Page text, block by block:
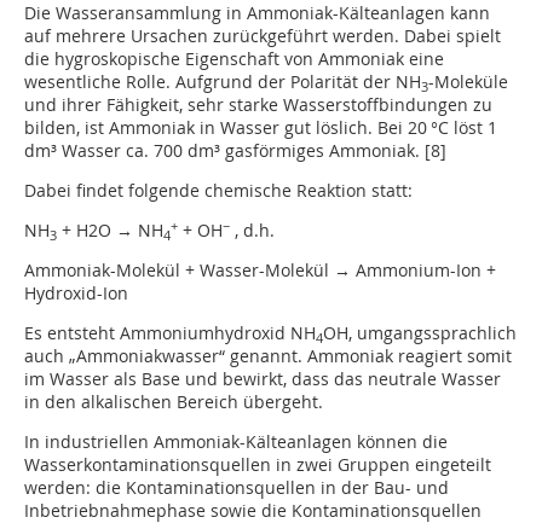
Die Wasseransammlung in Ammoniak-Kälteanlagen kann
auf mehrere Ursachen zurückgeführt werden. Dabei spielt
die hygroskopische Eigenschaft von Ammoniak eine
wesentliche Rolle. Aufgrund der Polarität der NH3-Moleküle
und ihrer Fähigkeit, sehr starke Wasserstoffbindungen zu
bilden, ist Ammoniak in Wasser gut löslich. Bei 20 °C löst 1
dm³ Wasser ca. 700 dm³ gasförmiges Ammoniak. [8]
Dabei findet folgende chemische Reaktion statt:
NH3 + H2O → NH4
+ + OH− , d.h.
Ammoniak-Molekül + Wasser-Molekül → Ammonium-Ion +
Hydroxid-Ion
Es entsteht Ammoniumhydroxid NH4OH, umgangssprachlich
auch „Ammoniakwasser“ genannt. Ammoniak reagiert somit
im Wasser als Base und bewirkt, dass das neutrale Wasser
in den alkalischen Bereich übergeht.
In industriellen Ammoniak-Kälteanlagen können die
Wasserkontaminationsquellen in zwei Gruppen eingeteilt
werden: die Kontaminationsquellen in der Bau- und
Inbetriebnahmephase sowie die Kontaminationsquellen